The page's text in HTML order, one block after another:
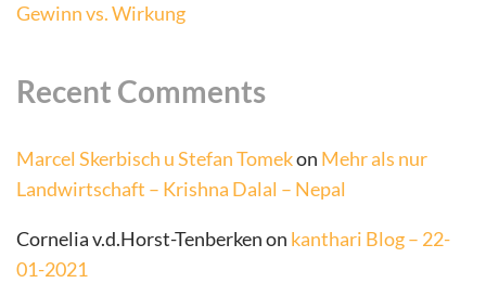
Gewinn vs. Wirkung
Recent Comments
Marcel Skerbisch u Stefan Tomekon Mehr als nur
Landwirtschaft – Krishna Dalal – Nepal
Cornelia v.d.Horst-Tenberkenon kanthari Blog – 22-
01-2021